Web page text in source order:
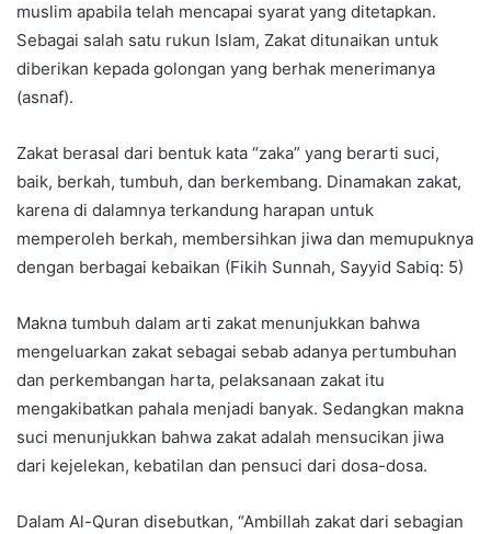
muslim apabila telah mencapai syarat yang ditetapkan.
Sebagai salah satu rukun Islam, Zakat ditunaikan untuk
diberikan kepada golongan yang berhak menerimanya
(asnaf).
Zakat berasal dari bentuk kata “zaka” yang berarti suci,
baik, berkah, tumbuh, dan berkembang. Dinamakan zakat,
karena di dalamnya terkandung harapan untuk
memperoleh berkah, membersihkan jiwa dan memupuknya
dengan berbagai kebaikan (Fikih Sunnah, Sayyid Sabiq: 5)
Makna tumbuh dalam arti zakat menunjukkan bahwa
mengeluarkan zakat sebagai sebab adanya pertumbuhan
dan perkembangan harta, pelaksanaan zakat itu
mengakibatkan pahala menjadi banyak. Sedangkan makna
suci menunjukkan bahwa zakat adalah mensucikan jiwa
dari kejelekan, kebatilan dan pensuci dari dosa-dosa.
Dalam Al-Quran disebutkan, “Ambillah zakat dari sebagian